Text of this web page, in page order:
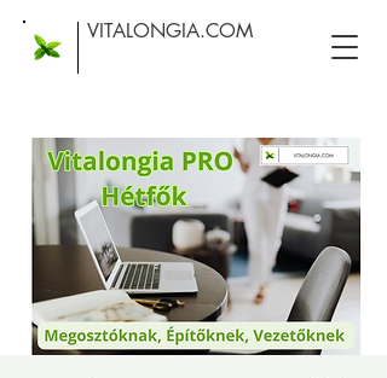
VITALONGIA.COM